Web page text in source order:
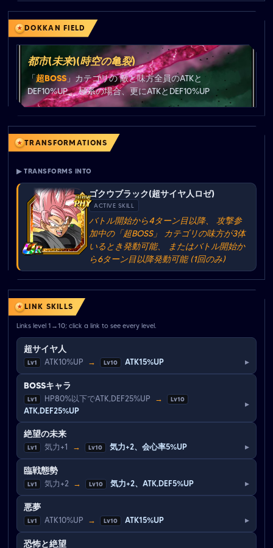
DOKKAN FIELD
都市(未来)(時空の亀裂)
「超BOSS」カテゴリの 敵と味方全員のATKと
DEF10%UP、 極系の場合、更にATKとDEF10%UP
TRANSFORMATIONS
▶ TRANSFORMS INTO
ゴクウブラック(超サイヤ人ロゼ)
ACTIVE SKILL
バトル開始から4ターン目以降、 攻撃参
加中の「超BOSS」 カテゴリの味方が3体
いるとき発動可能、 またはバトル開始か
ら6ターン目以降発動可能 (1回のみ)
LINK SKILLS
Links level 1→10; click a link to see every level.
超サイヤ人
Lv1 ATK10%UP → Lv10 ATK15%UP ▸
BOSSキャラ
Lv1 HP80%以下でATK,DEF25%UP → Lv10
ATK,DEF25%UP
▸
絶望の未来
Lv1 気力+1 → Lv10 気力+2、会心率5%UP ▸
臨戦態勢
Lv1 気力+2 → Lv10 気力+2、ATK,DEF5%UP ▸
悪夢
Lv1 ATK10%UP → Lv10 ATK15%UP ▸
恐怖と絶望